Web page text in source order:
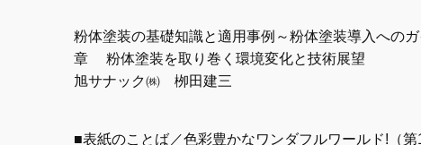
粉体塗装の基礎知識と適用事例～粉体塗装導入への
章 粉体塗装を取り巻く環境変化と技術展望
旭サナック㈱ 栁田建三
■表紙のことば／色彩豊かなワンダフルワールド!（第